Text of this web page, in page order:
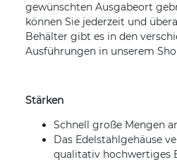
gewünschten Ausgabeort
können Sie jederzeit und
Behälter gibt es in den
Ausführungen in unserem
Stärken
Schnell große Mengen
Das Edelstahlgehäuse
qualitativ hochwertiges